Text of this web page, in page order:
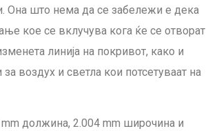
Она што нема да се забележи е дека
кое се вклучува кога ќе се отворат
линија на покривот, како и
воздух и светла кои потсетуваат на
должина, 2.004 mm широчина и